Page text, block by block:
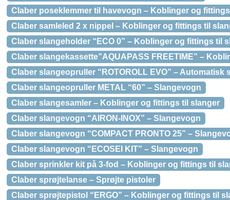
Claber poseklemmer til havevogn – Koblinger og
Claber samleled 2 x nippel – Koblinger og fittings til
Claber slangeholder “ECO 0” – Koblinger og fittings til
Claber slangekassette”AQUAPASS FREETIME” –
Claber slangeopruller “ROTOROLL EVO” – Automatisk
Claber slangeopruller METAL “60” – Slangevogn
Claber slangesamler – Koblinger og fittings til slanger
Claber slangevogn “AIRON-INOX” – Slangevogn
Claber slangevogn “COMPACT PRONTO 25” –
Claber slangevogn “ECOSEI KIT” – Slangevogn
Claber sprinkler kit på 3-fod – Koblinger og fittings til
Claber sprøjtelanse – Sprøjte pistoler
Claber sprøjtepistol “ERGO” – Koblinger og fittings til